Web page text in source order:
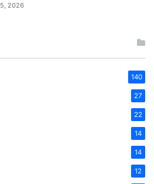
2026
140
27
22
14
14
12